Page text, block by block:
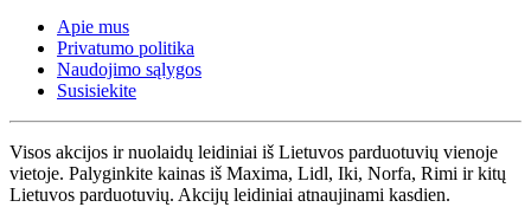
Apie mus
Privatumo politika
Naudojimo sąlygos
Susisiekite
Visos akcijos ir nuolaidų leidiniai iš Lietuvos parduotuvių vienoje
vietoje. Palyginkite kainas iš Maxima, Lidl, Iki, Norfa, Rimi ir kitų
Lietuvos parduotuvių. Akcijų leidiniai atnaujinami kasdien.